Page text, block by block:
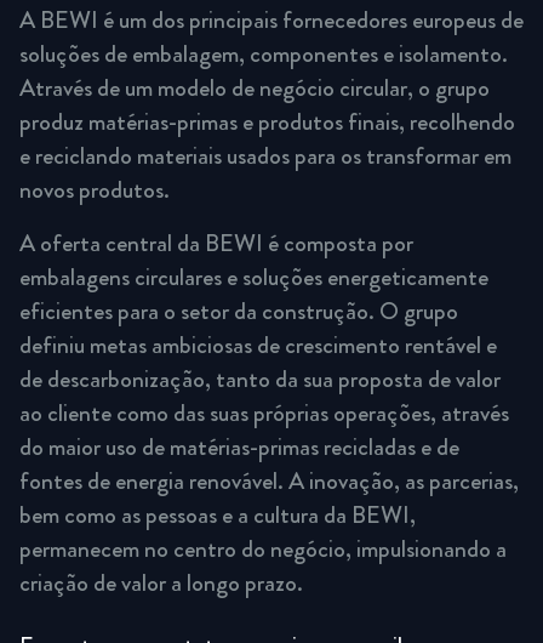
A BEWI é um dos principais fornecedores europeus de
soluções de embalagem, componentes e isolamento.
Através de um modelo de negócio circular, o grupo
produz matérias-primas e produtos finais, recolhendo
e reciclando materiais usados para os transformar em
novos produtos.
A oferta central da BEWI é composta por
embalagens circulares e soluções energeticamente
eficientes para o setor da construção. O grupo
definiu metas ambiciosas de crescimento rentável e
de descarbonização, tanto da sua proposta de valor
ao cliente como das suas próprias operações, através
do maior uso de matérias-primas recicladas e de
fontes de energia renovável. A inovação, as parcerias,
bem como as pessoas e a cultura da BEWI,
permanecem no centro do negócio, impulsionando a
criação de valor a longo prazo.